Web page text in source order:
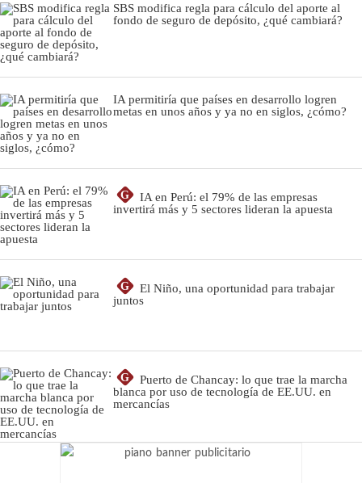
SBS modifica regla para cálculo del aporte al
fondo de seguro de depósito, ¿qué cambiará?
IA permitiría que países en desarrollo logren
metas en unos años y ya no en siglos, ¿cómo?
G
IA en Perú: el 79% de las empresas
invertirá más y 5 sectores lideran la apuesta
G
El Niño, una oportunidad para trabajar
juntos
G
Puerto de Chancay: lo que trae la marcha
blanca por uso de tecnología de EE.UU. en
mercancías